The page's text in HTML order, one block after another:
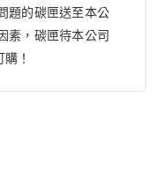
題的碳匣送至本公
素，碳匣待本公司
！